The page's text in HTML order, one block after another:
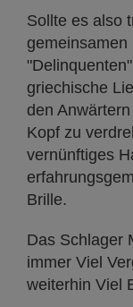
Sollte es also
gemeinsamen
griechische
den
Kopf zu
vernünftiges
Brille.
Das Schlager
immer Viel
weiterhin Viel